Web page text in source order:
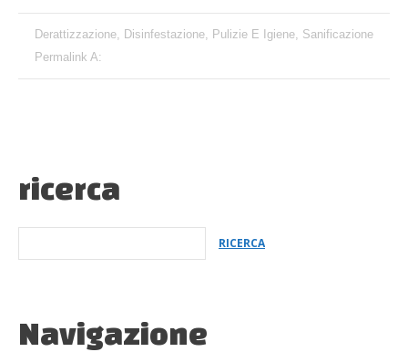
Derattizzazione, Disinfestazione, Pulizie E Igiene, Sanificazione
Permalink A:
ricerca
Navigazione